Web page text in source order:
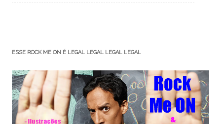
ESSE ROCK ME ON É LEGAL LEGAL LEGAL LEGAL